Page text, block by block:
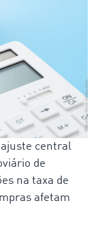
central
de
na taxa de
afetam